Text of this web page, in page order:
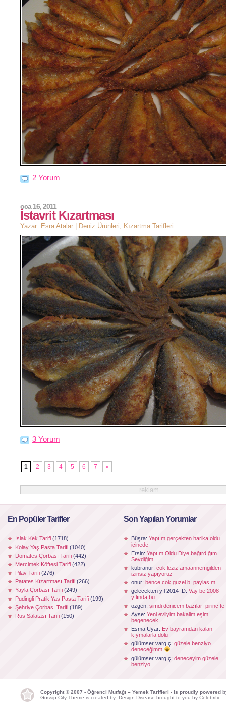
2 Yorum
İstavrit Kızartması
oca 16, 2011
Yazar: Esra Atalar | Deniz Ürünleri Kızartma Tarifleri
3 Yorum
1 2 3 4 5 6 7 »
reklam
En Popüler Tarifler
Islak Kek Tarifi (1718)
Kolay Yaş Pasta Tarifi (1040)
Domates Çorbası Tarifi (442)
Mercimek Köftesi Tarifi (422)
Pilav Tarifi (276)
Patates Kızartması Tarifi (266)
Yayla Çorbası Tarifi (249)
Pudingli Pratik Yaş Pasta Tarifi (199)
Şehriye Çorbası Tarifi (189)
Rus Salatası Tarifi (150)
Son Yapılan Yorumlar
Büşra: Yaptım gerçekten harika oldu
içinede
Ersin: Yaptım Oldu Diye bağırdığım
Sevdiğim
kübranur: çok leziz amaannemgilden
izinsiz yapıyoruz
onur: bence cok guzel bı paylasım
gelecekten yıl 2014 :D: Vay be 2008
yılında bu
özgen: şimdi denicem bazıları pirinç te
Ayse: Yeni evliyim bakalim eşim
begenecek
Esma Uyar: Ev bayramdan kalan
kıymalarla dolu
gülümser vargıç: güzele benziyo
deneceğimm
gülümser vargıç: deneceyim güzele
benziyo
Copyright © 2007 - Öğrenci Mutfağı – Yemek Tarifleri - is proudly powered
Gossip City Theme is created by: Design Disease brought to you by Celebrific.